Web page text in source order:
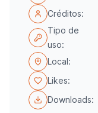
Créditos:
Tipo de
uso:
Local:
Likes:
Downloads: